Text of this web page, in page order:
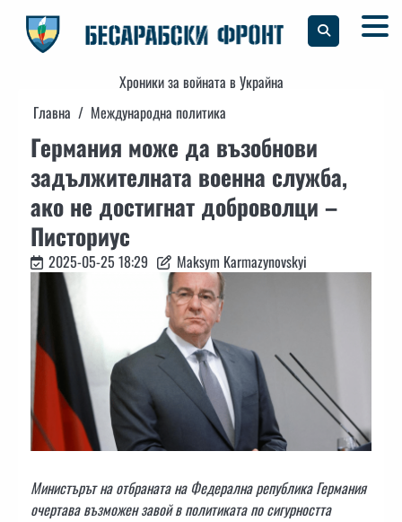
content
Хроники за войната в Украйна
Главна
Международна политика
Германия може да възобнови
задължителната военна служба,
ако не достигнат доброволци –
Писториус
2025-05-25 18:29 Maksym Karmazynovskyi
Министърът на отбраната на Федерална република Германия
очертава възможен завой в политиката по сигурността